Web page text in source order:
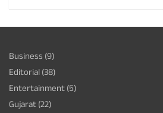
Business (9)
Editorial(38)
Entertainment(5)
Gujarat(22)